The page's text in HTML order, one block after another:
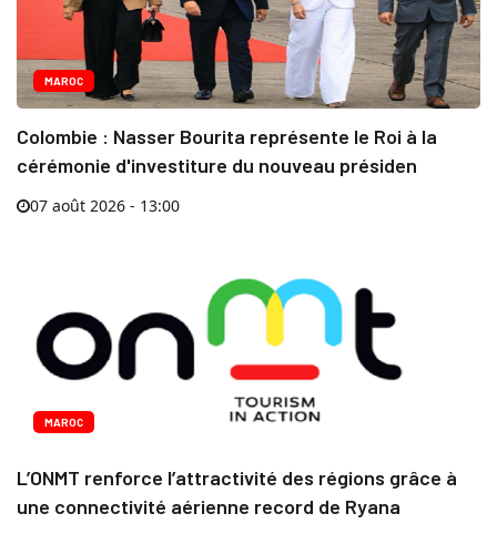
MAROC
Colombie : Nasser Bourita représente le Roi à la
cérémonie d'investiture du nouveau présiden
07 août 2026 - 13:00
MAROC
L’ONMT renforce l’attractivité des régions grâce à
une connectivité aérienne record de Ryana